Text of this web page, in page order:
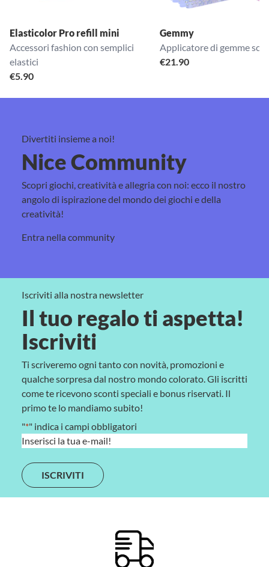
Elasticolor Pro refill mini
Accessori fashion con semplici
elastici
€5.90
Gemmy
Applicatore di gemme
€21.90
Divertiti insieme a noi!
Nice Community
Scopri giochi, creatività e allegria con noi: ecco il nostro
angolo di ispirazione del mondo dei giochi e della
creatività!
Entra nella community
Iscriviti alla nostra newsletter
Il tuo regalo ti aspetta!
Iscriviti
Ti scriveremo ogni tanto con novità, promozioni e
qualche sorpresa dal nostro mondo colorato. Gli iscritti
come te ricevono sconti speciali e bonus riservati. Il
primo te lo mandiamo subito!
"*" indica i campi obbligatori
E
a
i
l